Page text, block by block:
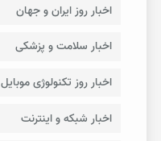
اخبار روز ایران و جهان
اخبار سلامت و پزشکی
اخبار روز تکنولوژی موبایل
اخبار شبکه و اینترنت